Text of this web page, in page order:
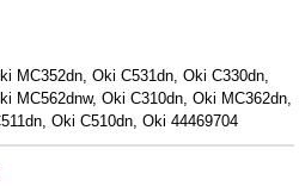
MC352dn, Oki C531dn, Oki C330dn,
MC562dnw, Oki C310dn, Oki MC362dn,
Oki C510dn, Oki 44469704